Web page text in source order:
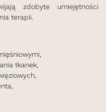
zdobyte umiejętności
terapii.
tkanek,